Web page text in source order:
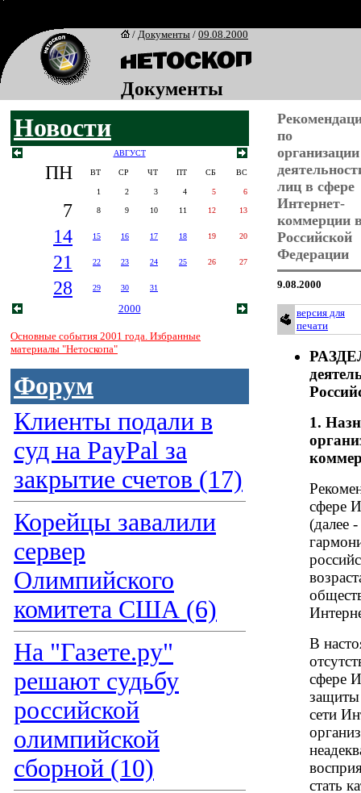
/ Документы / 09.08.2000
Документы
Новости
АВГУСТ
ПН ВТ СР ЧТ ПТ СБ ВС
1 2 3 4 5 6
7 8 9 10 11 12 13
14 15 16 17 18 19 20
21 22 23 24 25 26 27
28 29 30 31
2000
Основные события 2001 года. Избранные
материалы "Нетоскопа"
Форум
Клиенты подали в
суд на PayPal за
закрытие счетов (17)
Корейцы завалили
сервер
Олимпийского
комитета США (6)
На "Газете.ру"
решают судьбу
российской
олимпийской
сборной (10)
по
организации
лиц в сфере
Интернет-
коммерции
Российской
Федерации
9.08.2000
версия для
печати
1.
сфере
(далее
В
сфере
защиты
сети
стать